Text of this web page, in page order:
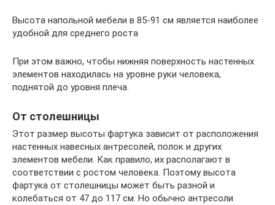
Высота напольной мебели в 85-91 см является наиболее
удобной для среднего роста
При этом важно, чтобы нижняя поверхность настенных
элементов находилась на уровне руки человека,
поднятой до уровня плеча.
От столешницы
Этот размер высоты фартука зависит от расположения
настенных навесных антресолей, полок и других
элементов мебели. Как правило, их располагают в
соответствии с ростом человека. Поэтому высота
фартука от столешницы может быть разной и
колебаться от 47 до 117 см. Но обычно антресоли